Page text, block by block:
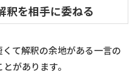
を相手に委ねる
て解釈の余地がある一言の
があります。